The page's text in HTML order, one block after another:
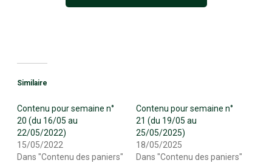
Similaire
Contenu pour semaine n°
20 (du 16/05 au
22/05/2022)
15/05/2022
Dans "Contenu des paniers"
Contenu pour semaine n°
21 (du 19/05 au
25/05/2025)
18/05/2025
Dans "Contenu des paniers"